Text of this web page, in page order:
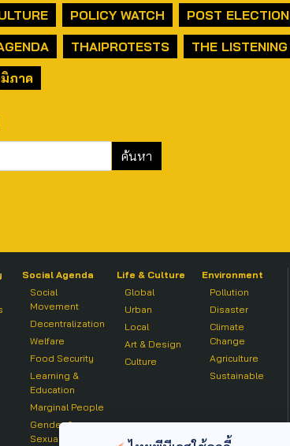
POLICY WATCH POST ELECTION
THAIPROTESTS THE LISTENING
ภาค
Social Agenda
Social
Movement
Decentralization
Welfare
Food Security
Learning &
Education
Marginal People
Gender &
Sexuality
Life & Culture
Global
Urban
Local
Art & Design
Culture
Environment
Pollution
Disaster
Climate
Change
Agriculture
Sustainable